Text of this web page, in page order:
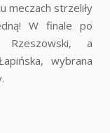
meczach strzeliły
W finale po
Rzeszowski, a
wybrana